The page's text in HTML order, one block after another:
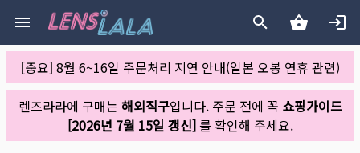
[중요] 8월 6~16일 주문처리 지연 안내(일본 오봉 연휴 관련)
렌즈라라에 구매는 해외직구입니다. 주문 전에 꼭 쇼핑가이드
[2026년 7월 15일 갱신]를 확인해 주세요.